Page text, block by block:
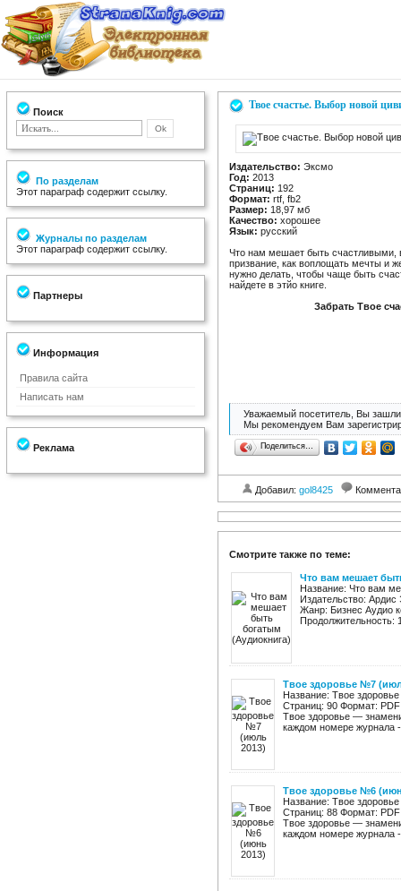
Поиск
По разделам
Этот параграф содержит ссылку.
Журналы по разделам
Этот параграф содержит ссылку.
Партнеры
Информация
Правила сайта
Написать нам
Реклама
Твое счастье. Выбор новой
Издательство: Эксмо
Год: 2013
Страниц: 192
Формат: rtf, fb2
Размер: 18,97 мб
Качество: хорошее
Язык: русский
Что нам мешает быть счастливыми,
призвание, как воплощать мечты и
нужно делать, чтобы чаще быть
найдете в этйо книге.
Забрать Твое
Уважаемый посетитель, Вы зашли
Мы рекомендуем Вам
Поделиться…
Добавил: gol8425
Смотрите также по теме:
Что вам мешает
Название: Что вам
Издательство: Ардис
Жанр: Бизнес Аудио
Продолжительность:
Твое здоровье №7
Название: Твое
Страниц: 90 Формат:
Твое здоровье —
каждом номере журнала
Твое здоровье №6
Название: Твое
Страниц: 88 Формат:
Твое здоровье —
каждом номере журнала